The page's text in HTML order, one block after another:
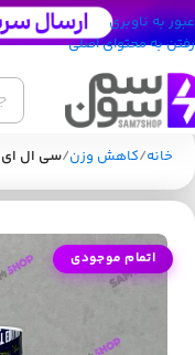
عبور به ناوبری
رفتن به محتوای اصلی
خانه کاهش وزن سی ال ای CLA
اتمام موجودی